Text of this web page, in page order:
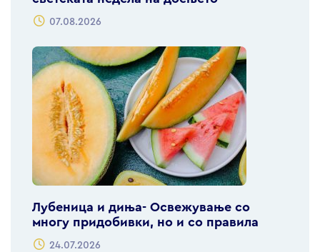
07.08.2026
Лубеница и диња- Освежување со
многу придобивки, но и со правила
24.07.2026